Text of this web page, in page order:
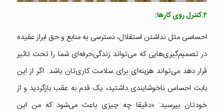
۲.کنترل روی کارها:
احساسی مثل نداشتن استقلال، دسترسی به منابع و حق ابراز عقیده
در تصمیم‌گیری‌هایی که می‌تواند زندگی‌حرفه‌ای شما را تحت تاثیر
قرار دهد می‌تواند هزینه‌ای برای سلامت کاری‌‌تان باشد. اگر از این
بابت احساس ناخوشایندی داشتید، یک قدم به عقب بازگردید و از
خودتان بپرسید: «دقیقا چه چیزی باعث می‌شود که من این